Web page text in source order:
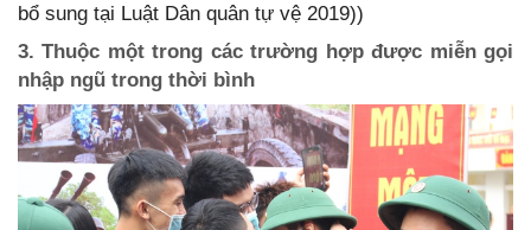
bổ sung tại Luật Dân quân tự vệ 2019))
3. Thuộc một trong các trường hợp được miễn gọi
nhập ngũ trong thời bình